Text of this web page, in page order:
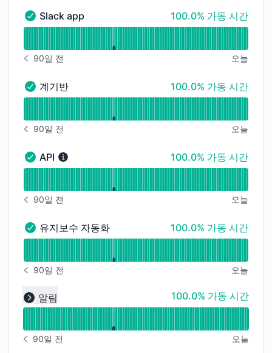
Slack app - 정상
Slack app 100% - 가동 시간
100.0% 가동 시간
알림 내역 90일 전
90일 전 오늘
계기반 - 정상
계기반 100% - 가동 시간
100.0% 가동 시간
알림 내역 90일 전
90일 전 오늘
API - 정상
API 100% - 가동 시간
100.0% 가동 시간
알림 내역 90일 전
90일 전 오늘
유지보수 자동화 - 정상
유지보수 자동화 100% - 가동 시간
100.0% 가동 시간
알림 내역 90일 전
90일 전 오늘
Expand group
알림 100% - 가동 시간
100.0% 가동 시간
가동 시간 그래프 읽기 ~을 위한 undefined
알림 내역 90일 전
90일 전 오늘